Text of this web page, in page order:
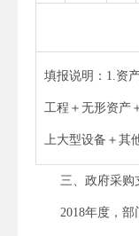
填报说明：1.资
工程＋无形资产
上大型设备＋其
三、政府采购
2018年度，部